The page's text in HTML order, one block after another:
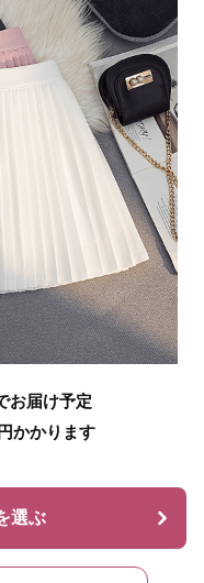
お届け予定
円かかります
選ぶ